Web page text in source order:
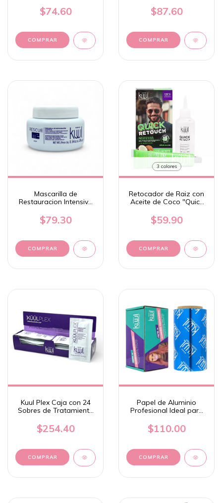
Kuul
$74.60 $87.60
COMPRAR
Mascarilla de
Restauracion Intensiva
Kuul
$79.30
3 colores
Retocador de Raiz con
Aceite de Coco "Quick
$59.90
COMPRAR
Kuul Plex Caja con 24
Sobres de Tratamiento
Kuul
$254.40
Papel de Aluminio
Profesional Ideal para
$110.00